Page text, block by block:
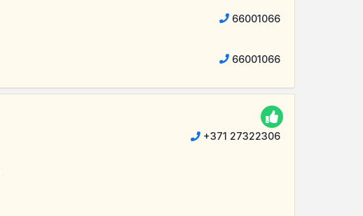
66001066
66001066
+371 27322306